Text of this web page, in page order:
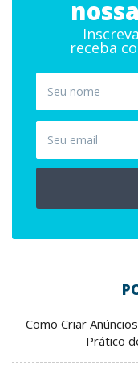
receba
Como Criar
Prático